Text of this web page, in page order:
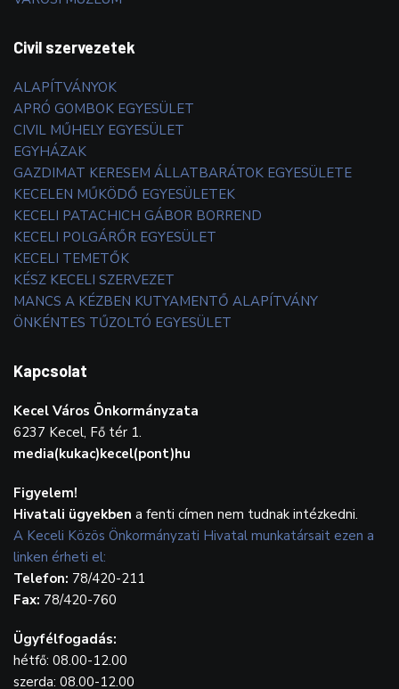
Civil szervezetek
ALAPÍTVÁNYOK
APRÓ GOMBOK EGYESÜLET
CIVIL MŰHELY EGYESÜLET
EGYHÁZAK
GAZDIMAT KERESEM ÁLLATBARÁTOK EGYESÜLETE
KECELEN MŰKÖDŐ EGYESÜLETEK
KECELI PATACHICH GÁBOR BORREND
KECELI POLGÁRŐR EGYESÜLET
KECELI TEMETŐK
KÉSZ KECELI SZERVEZET
MANCS A KÉZBEN KUTYAMENTŐ ALAPÍTVÁNY
ÖNKÉNTES TŰZOLTÓ EGYESÜLET
Kapcsolat
Kecel Város Önkormányzata
6237 Kecel, Fő tér 1.
media(kukac)kecel(pont)hu
Figyelem!
Hivatali ügyekben a fenti címen nem tudnak intézkedni.
A Keceli Közös Önkormányzati Hivatal munkatársait ezen a
linken érheti el:
Telefon: 78/420-211
Fax: 78/420-760
Ügyfélfogadás:
hétfő: 08.00-12.00
szerda: 08.00-12.00